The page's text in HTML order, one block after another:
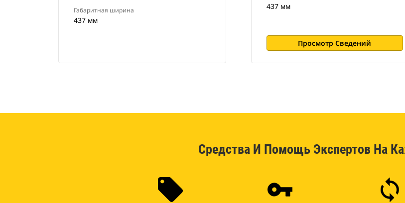
Габаритная ширина
437 мм
437 мм
Просмотр Сведений
Средства И Помощь Экспертов На